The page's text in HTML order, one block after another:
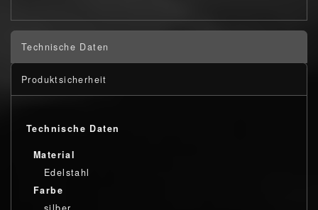
Technische Daten
Produktsicherheit
Technische Daten
Material
Edelstahl
Farbe